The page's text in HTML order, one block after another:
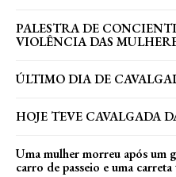
PALESTRA DE
VIOLÊNCIA DAS
ÚLTIMO DIA DE
HOJE TEVE CAVALGADA
Uma mulher morreu após um
carro de passeio e uma carreta